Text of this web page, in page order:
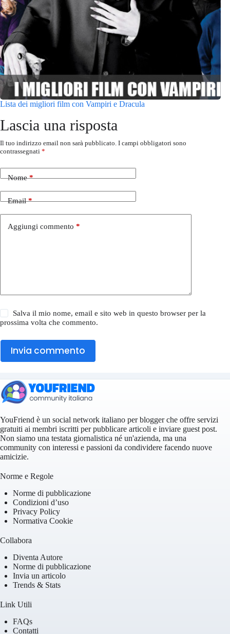
Lista dei migliori film con Vampiri e Dracula
Lascia una risposta
Il tuo indirizzo email non sarà pubblicato. I campi obbligatori sono
contrassegnati *
Nome*
Email*
Aggiungi commento *
Salva il mio nome, email e sito web in questo browser per la
prossima volta che commento.
Invia commento
YouFriend è un social network italiano per blogger che offre servizi
gratuiti ai membri iscritti per pubblicare articoli e inviare guest post.
Non siamo una testata giornalistica né un'azienda, ma una
community con interessi e passioni da condividere facendo nuove
amicizie.
Norme e Regole
Norme di pubblicazione
Condizioni d’uso
Privacy Policy
Normativa Cookie
Collabora
Diventa Autore
Norme di pubblicazione
Invia un articolo
Trends & Stats
Link Utili
FAQs
Contatti